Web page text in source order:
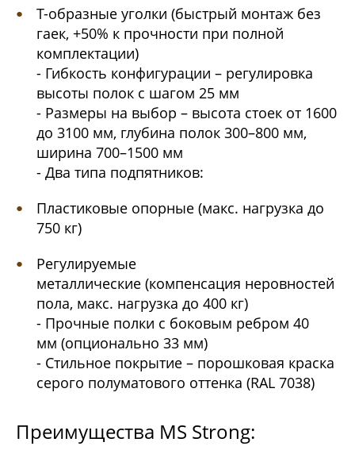
Т-образные уголки (быстрый монтаж без
гаек, +50% к прочности при полной
комплектации)
- Гибкость конфигурации – регулировка
высоты полок с шагом 25 мм
- Размеры на выбор – высота стоек от 1600
до 3100 мм, глубина полок 300–800 мм,
ширина 700–1500 мм
- Два типа подпятников:
Пластиковые опорные (макс. нагрузка до
750 кг)
Регулируемые
металлические (компенсация неровностей
пола, макс. нагрузка до 400 кг)
- Прочные полки с боковым ребром 40
мм (опционально 33 мм)
- Стильное покрытие – порошковая краска
серого полуматового оттенка (RAL 7038)
Преимущества MS Strong: